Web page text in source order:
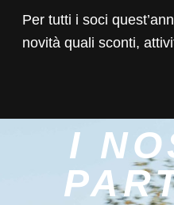
Per tutti i soci
novità quali sconti,
I